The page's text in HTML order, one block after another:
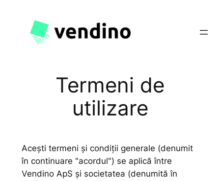
conținut
Termeni de
utilizare
Acești termeni și condiții generale (denumit
în continuare "acordul") se aplică între
Vendino ApS și societatea (denumită în